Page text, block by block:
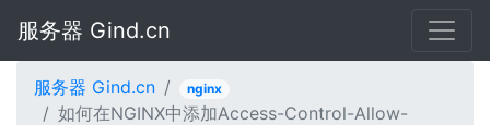
服务器 Gind.cn
服务器 Gind.cn nginx
如何在NGINX中添加Access-Control-Allow-